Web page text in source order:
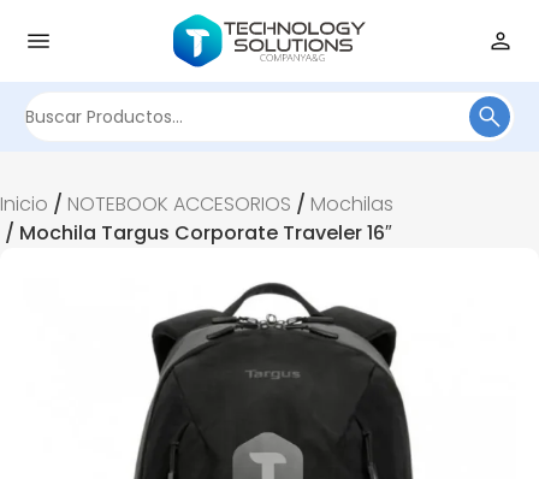
Inicio / NOTEBOOK ACCESORIOS / Mochilas
/ Mochila Targus Corporate Traveler 16″